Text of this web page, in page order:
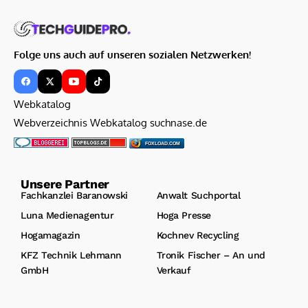
Folge uns auch auf unseren sozialen Netzwerken!
Webkatalog
Webverzeichnis Webkatalog suchnase.de
FOXLOAD.COM
Unsere Partner
Fachkanzlei Baranowski
Anwalt Suchportal
Luna Medienagentur
Hoga Presse
Hogamagazin
Kochnev Recycling
KFZ Technik Lehmann
GmbH
Tronik Fischer – An und
Verkauf